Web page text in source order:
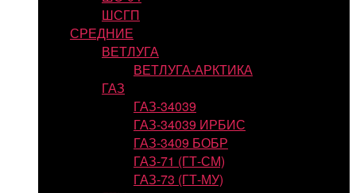
ШСГП
СРЕДНИЕ
ВЕТЛУГА
ВЕТЛУГА-АРКТИКА
ГАЗ
ГАЗ-34039
ГАЗ-34039 ИРБИС
ГАЗ-3409 БОБР
ГАЗ-71 (ГТ-СМ)
ГАЗ-73 (ГТ-МУ)